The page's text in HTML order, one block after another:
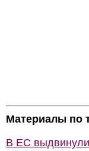
Материалы по
В ЕС выдвинули